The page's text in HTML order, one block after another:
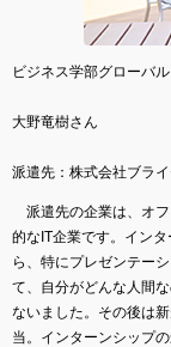
ビジネス学部グローバ
大野竜樹さん
派遣先：株式会社ブライ
派遣先の企業は、オ
的なIT企業です。イン
ら、特にプレゼンテー
て、自分がどんな人間
ないました。その後は
当。インターンシップ